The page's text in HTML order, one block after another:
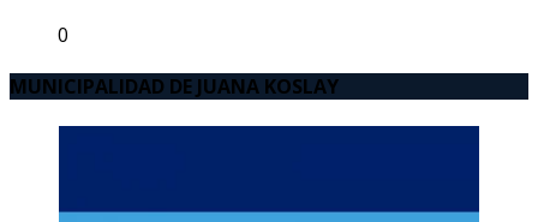
0
MUNICIPALIDAD DE JUANA KOSLAY